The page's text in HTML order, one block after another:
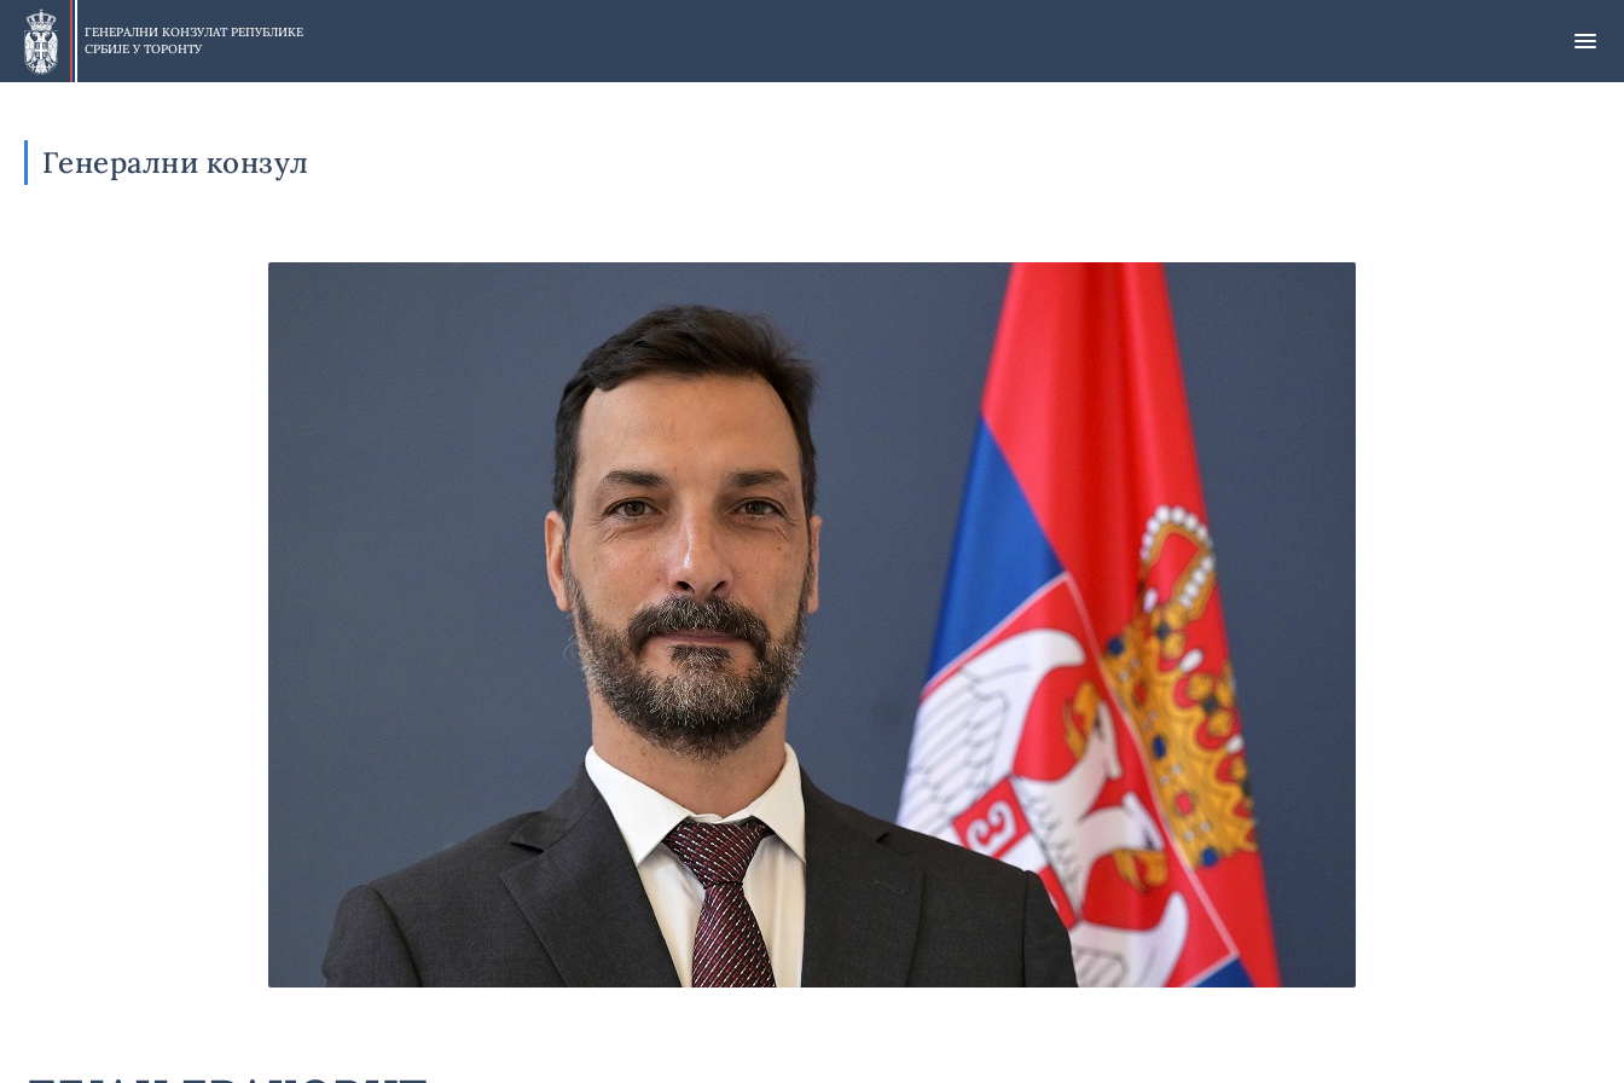
Прескочи
главни
део
ГЕНЕРАЛНИ КОНЗУЛАТ РЕПУБЛИКЕ
СРБИЈЕ У ТОРОНТУ
Генерални конзул